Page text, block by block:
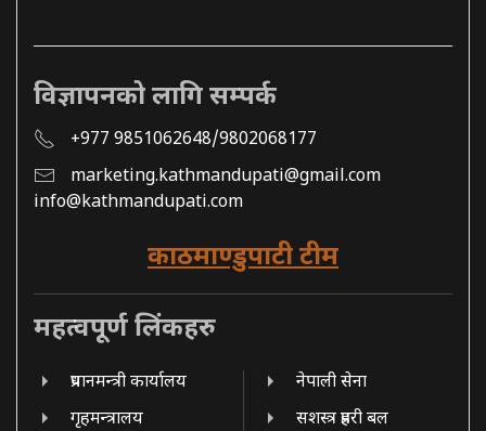
विज्ञापनको लागि सम्पर्क
+977 9851062648/9802068177
marketing.kathmandupati@gmail.com
info@kathmandupati.com
काठमाण्डुपाटी टीम
महत्वपूर्ण लिंकहरु
प्रधानमन्त्री कार्यालय
गृहमन्त्रालय
नेपाली सेना
सशस्त्र प्रहरी बल